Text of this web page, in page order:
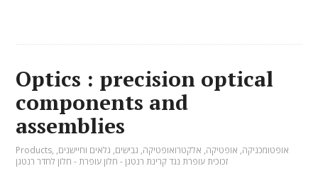
Optics : precision optical
components and
assemblies
Products, אופטומכניקה, אופטיקה, אלקטרואופטיקה, גבישים, גלאים וחיישנים,
זכוכית עופרת נגד קרינת רנטגן - חלון עופרת - חלון לחדר רנטגן